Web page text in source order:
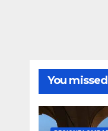
You missed